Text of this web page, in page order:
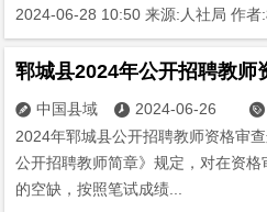
2024-06-28 10:50 来源:人社局 作
郓城县2024年公开招聘教师
 中国县域  2024-06-26 
2024年郓城县公开招聘教师资格审
公开招聘教师简章》规定，对在资
的空缺，按照笔试成绩...